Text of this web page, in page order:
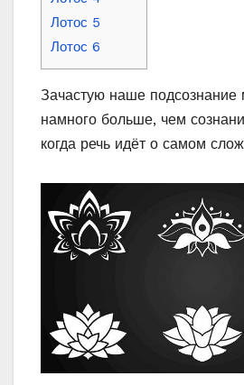
Лотос 5
Лотос 6
Зачастую наше подсознание
намного больше, чем
когда речь идёт о самом